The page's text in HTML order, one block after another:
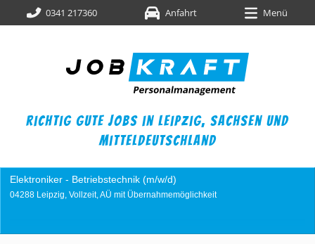
0341 217360 Anfahrt Menü
richtig gute jobs in leipzig, sachsen und
mitteldeutschland
Industriemechaniker (m/w/d)
04249 Leipzig, Vollzeit, AÜ mit Übernahmemöglichkeit